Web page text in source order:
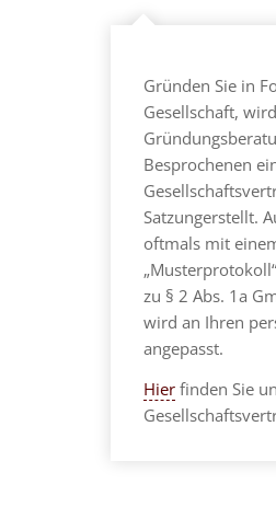
Gründen Sie in
Gesellschaft,
Besprochenen
Satzungerstellt.
oftmals mit
zu § 2 Abs. 1a
wird an Ihren
angepasst.
Hier finden Sie